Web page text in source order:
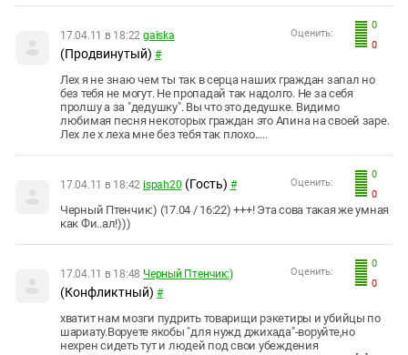
0
0
Оценить:
17.04.11 в 18:22 gaiska
(Продвинутый) #
Лех я не знаю чем ты так в серца наших граждан запал но
без тебя не могут. Не пропадай так надолго. Не за себя
пролшу а за "дедушку". Вы что это дедушке. Видимо
любимая песня некоторых граждан это Апина на своей заре.
Лех ле х леха мне без тебя так плохо.....
0
0
Оценить:
17.04.11 в 18:42 ispah20 (Гость) #
Черный Птенчик:) (17.04 / 16:22) +++! Эта сова такая же умная
как Фи..ал!)))
0
0
Оценить:
17.04.11 в 18:48 Черный Птенчик:)
(Конфликтный) #
хватит нам мозги пудрить товарищи рэкетиры и убийцы по
шариату.Воруете якобы "для нужд джихада"-воруйте,но
нехрен сидеть тут и людей под свои убеждения